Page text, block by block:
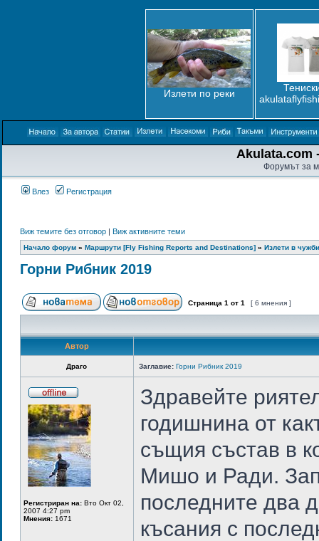
Излети по реки
Akulata.com
Форумът за
Влез Регистрация
Виж темите без отговор| Виж активните теми
Начало форум» Маршрути [Fly Fishing Reports and Destinations]» Излети в
Горни Рибник 2019
Страница 1 от 1 [ 6 мнения ]
Автор
Драго Заглавие: Горни Рибник 2019
Регистриран на:Вто Окт 02,
2007 4:27 pm
Мнения:1671
Здравейте
годишнина от
същия състав в
Мишо и Ради.
последните два
късания с